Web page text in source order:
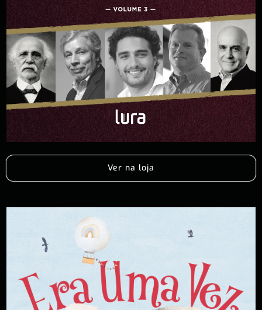
Ver na loja